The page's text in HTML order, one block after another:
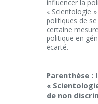
influencer la
« Scientologie
politiques de
certaine
politique en
écarté.
Parenthèse :
«
de non